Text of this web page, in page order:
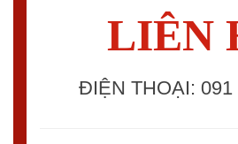
LIÊN
ĐIỆN THOẠI: 091